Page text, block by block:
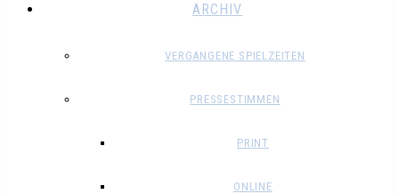
ARCHIV
VERGANGENE SPIELZEITEN
PRESSESTIMMEN
PRINT
ONLINE